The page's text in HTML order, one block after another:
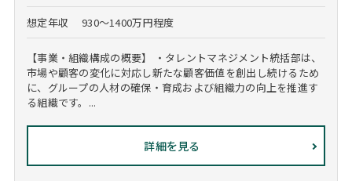
想定年収 930～1400万円程度
【事業・組織構成の概要】 ・タレントマネジメント統括部は、
市場や顧客の変化に対応し新たな顧客価値を創出し続けるため
に、グループの人材の確保・育成および組織力の向上を推進す
る組織です。...
詳細を見る